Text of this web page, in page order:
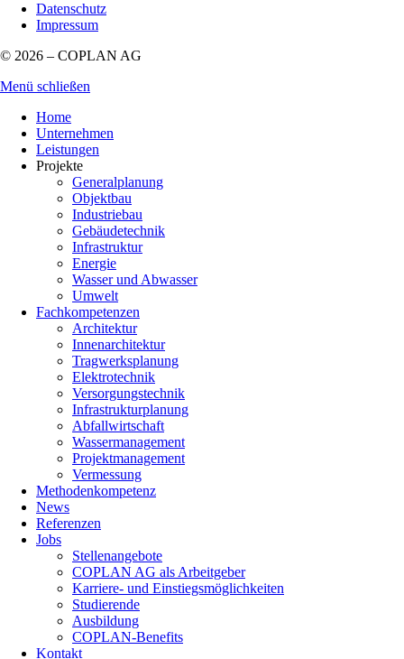
Datenschutz
Impressum
© 2026 – COPLAN AG
Menü schließen
Home
Unternehmen
Leistungen
Projekte
Generalplanung
Objektbau
Industriebau
Gebäudetechnik
Infrastruktur
Energie
Wasser und Abwasser
Umwelt
Fachkompetenzen
Architektur
Innenarchitektur
Tragwerksplanung
Elektrotechnik
Versorgungstechnik
Infrastrukturplanung
Abfallwirtschaft
Wassermanagement
Projektmanagement
Vermessung
Methodenkompetenz
News
Referenzen
Jobs
Stellenangebote
COPLAN AG als Arbeitgeber
Karriere- und Einstiegsmöglichkeiten
Studierende
Ausbildung
COPLAN-Benefits
Kontakt